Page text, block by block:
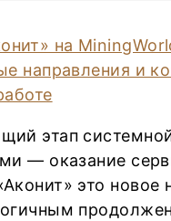
этап
— оказание
это новое